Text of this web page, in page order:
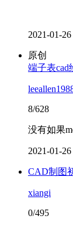
2021-01-26
原创
端子表cad
8/628
没有如果
2021-01-26
CAD制图
xiangi
0/495